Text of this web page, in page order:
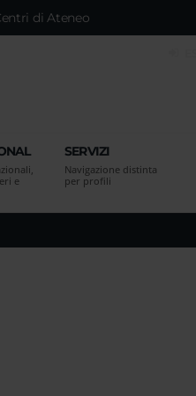
di Ateneo
e
SERVIZI
Navigazione distinta
per profili